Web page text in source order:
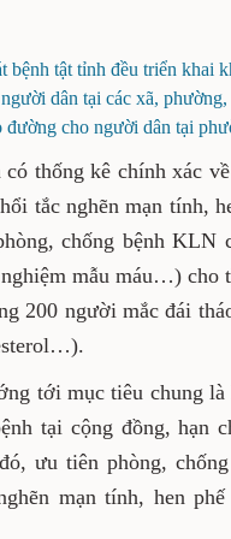
bệnh tật tỉnh đều triển khai
dân tại các xã,
đường cho người dân tại
thống kê chính xác
tắc nghẽn mạn tính,
chống bệnh KLN
mẫu máu…) cho
200 người mắc đái
tới mục tiêu chung
tại cộng đồng, hạn
ưu tiên phòng,
mạn tính, hen